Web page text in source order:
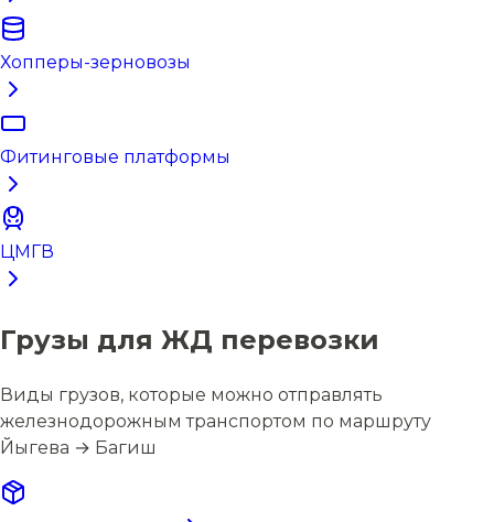
Хопперы-зерновозы
Фитинговые платформы
ЦМГВ
Грузы для ЖД перевозки
Виды грузов, которые можно отправлять
железнодорожным транспортом по маршруту
Йыгева → Багиш